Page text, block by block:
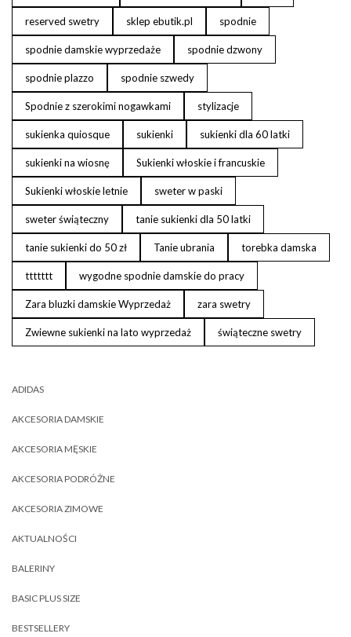
reserved swetry sklep ebutik.pl spodnie
spodnie damskie wyprzedaże spodnie dzwony
spodnie plazzo spodnie szwedy
Spodnie z szerokimi nogawkami stylizacje
sukienka quiosque sukienki sukienki dla 60 latki
sukienki na wiosnę Sukienki włoskie i francuskie
Sukienki włoskie letnie sweter w paski
sweter świąteczny tanie sukienki dla 50 latki
tanie sukienki do 50 zł Tanie ubrania torebka damska
ttttttt wygodne spodnie damskie do pracy
Zara bluzki damskie Wyprzedaż zara swetry
Zwiewne sukienki na lato wyprzedaż świąteczne swetry
ADIDAS
AKCESORIA DAMSKIE
AKCESORIA MĘSKIE
AKCESORIA PODRÓŻNE
AKCESORIA ZIMOWE
AKTUALNOŚCI
BALERINY
BASIC PLUS SIZE
BESTSELLERY